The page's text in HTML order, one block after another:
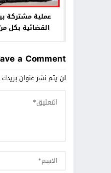
عملية مشتركة
القضائية بكل
بلقصيري تم
الكوكايين
a Comment
لن يتم نشر عنوان بريدك